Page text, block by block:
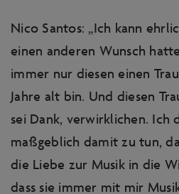
Nico Santos: „Ich kann
einen anderen Wunsch
immer nur diesen einen
Jahre alt bin. Und diesen
sei Dank, verwirklichen. Ich
maßgeblich damit zu tun,
die Liebe zur Musik in die
dass sie immer mit mir